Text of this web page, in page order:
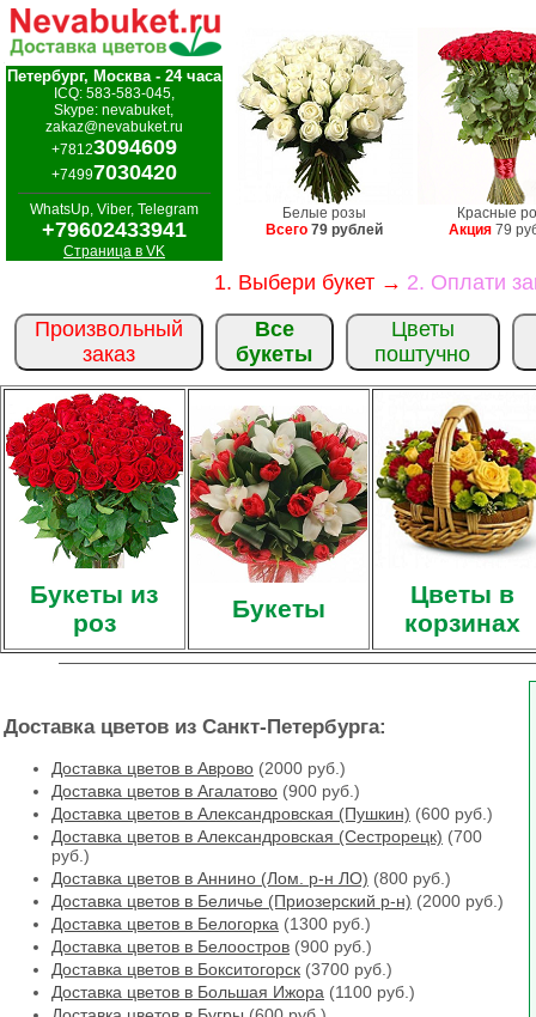
Петербург, Москва - 24 часа
ICQ: 583-583-045,
Skype: nevabuket,
zakaz@nevabuket.ru
+78123094609
+74997030420
WhatsUp, Viber, Telegram
+79602433941
Страница в VK
Белые розы
Всего 79 рублей
Красные
Акция 79
1. Выбери букет → 2. Оплати
Произвольный
заказ
Все
букеты
Цветы
поштучно
Букеты из
роз
Букеты
Цветы в
корзинах
Доставка цветов из Санкт-Петербурга:
Доставка цветов в Аврово (2000 руб.)
Доставка цветов в Агалатово (900 руб.)
Доставка цветов в Александровская (Пушкин) (600 руб.)
Доставка цветов в Александровская (Сестрорецк) (700
руб.)
Доставка цветов в Аннино (Лом. р-н ЛО) (800 руб.)
Доставка цветов в Беличье (Приозерский р-н) (2000 руб.)
Доставка цветов в Белогорка (1300 руб.)
Доставка цветов в Белоостров (900 руб.)
Доставка цветов в Бокситогорск (3700 руб.)
Доставка цветов в Большая Ижора (1100 руб.)